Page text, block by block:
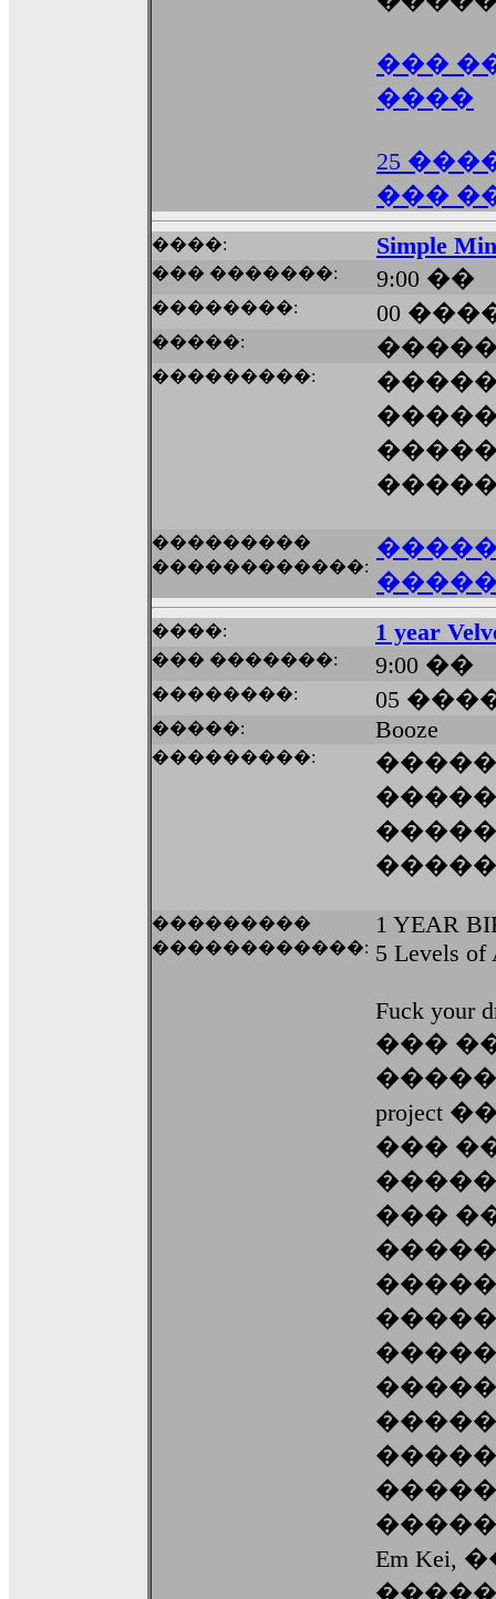
���
����
25
���
����: Simple
��� �������: 9:00 ��
��������: 00
�����:
���������:
���������
������������:
����: 1 year
��� �������: 9:00 ��
��������: 05
�����: Booze
���������:
���������
������������:
1 YEAR
5 Levels
Fuck your
���
project
���
���
�����
Em